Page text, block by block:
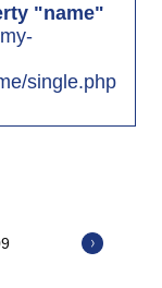
"name"
single.php